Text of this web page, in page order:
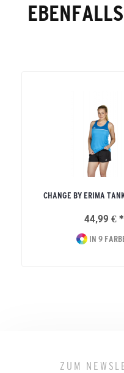
CHANGE BY ERIMA
44,99 € *
IN 9
ZUM